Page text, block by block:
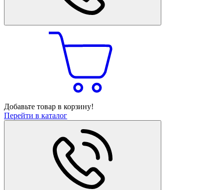
Добавьте товар в корзину!
Перейти в каталог